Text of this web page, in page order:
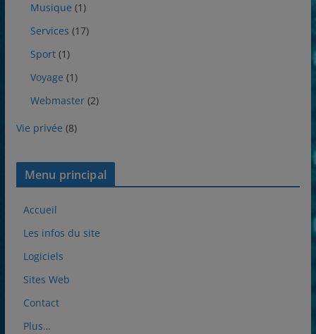
Musique (1)
Services (17)
Sport(1)
Voyage (1)
Webmaster(2)
Vie privée (8)
Menu principal
Accueil
Les infos du site
Logiciels
Sites Web
Contact
Plus…